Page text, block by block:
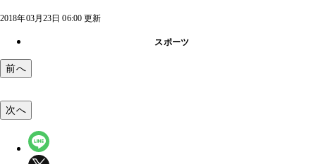
2018年03月23日 06:00 更新
スポーツ
前へ
次へ